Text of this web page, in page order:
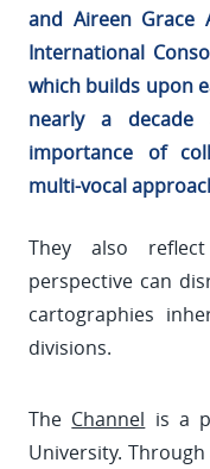
and Aireen Grace
International
which builds upon
nearly a decade
importance of
multi-vocal
They also
perspective can
cartographies
divisions.
The Channel is a
University.